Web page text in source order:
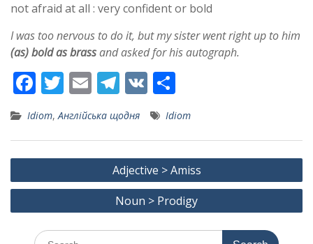
not afraid at all : very confident or bold
I was too nervous to do it, but my sister went right up to him
(as) bold as brassand asked for his autograph.
F
ac
e
b
o
k
T
w
itt
er
E
ai
l
T
el
e
gr
a
m
V
K h
ar
e
Idiom,Англійська щодня Idiom
Post
navigation
Adjective > Amiss
Noun > Prodigy
Search